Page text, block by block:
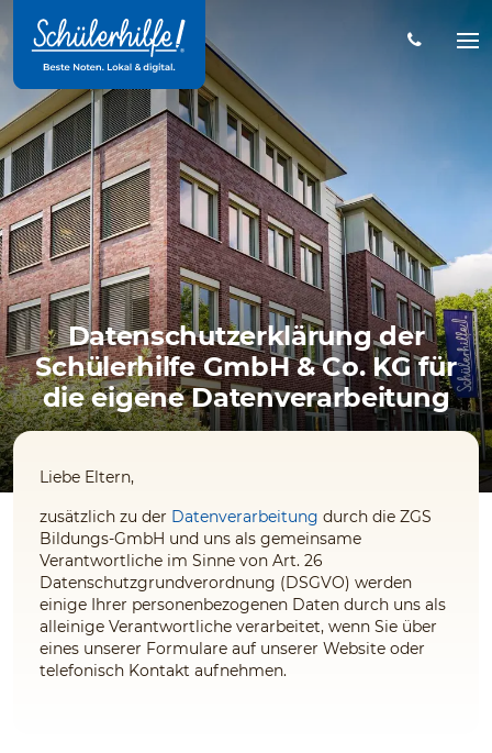
Hauptinhalt
Datenschutzerklärung der
Schülerhilfe GmbH & Co. KG für
die eigene Datenverarbeitung
Liebe Eltern,
zusätzlich zu der Datenverarbeitung durch die ZGS
Bildungs-GmbH und uns als gemeinsame
Verantwortliche im Sinne von Art. 26
Datenschutzgrundverordnung (DSGVO) werden
einige Ihrer personenbezogenen Daten durch uns als
alleinige Verantwortliche verarbeitet, wenn Sie über
eines unserer Formulare auf unserer Website oder
telefonisch Kontakt aufnehmen.